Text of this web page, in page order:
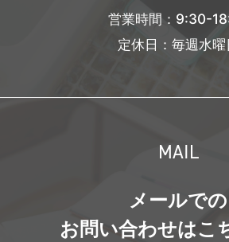
営業時間：9:30-
定休日：毎週水曜
MAIL
メールでの
お問い合わせはこ